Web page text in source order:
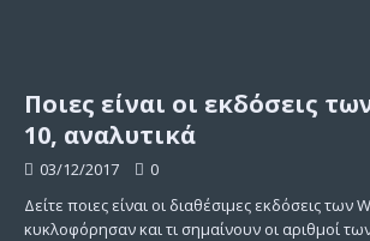
Ποιες είναι οι εκδόσεις
10, αναλυτικά
03/12/2017
0
Δείτε ποιες είναι οι διαθέσιμες εκδόσεις των
κυκλοφόρησαν και τι σημαίνουν οι αριθμοί